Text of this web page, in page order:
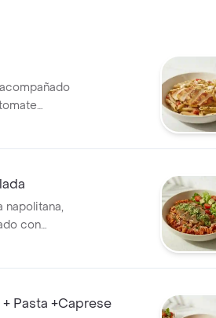
napolitana,
con
Pasta +Caprese